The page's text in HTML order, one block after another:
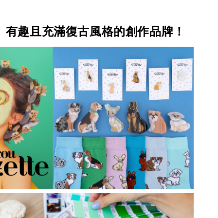
有趣且充滿復古風格的創作品牌！